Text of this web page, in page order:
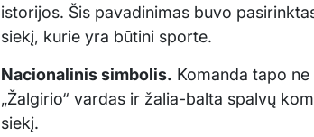
istorijos. Šis pavadinimas buvo
siekį, kurie yra būtini sporte.
Nacionalinis simbolis. Komanda tapo
„Žalgirio“ vardas ir žalia-balta spalvų
siekį.